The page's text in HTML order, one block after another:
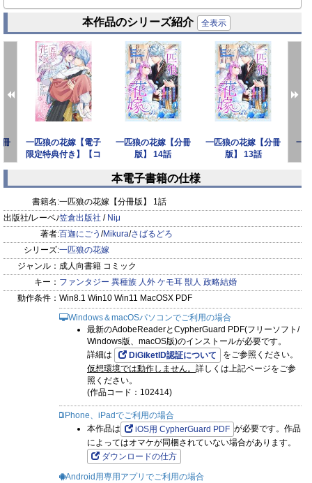
ようやく平和条約が結ばれたが、互いを毛嫌いし交流もない。
二国の平和のためフェリシアは狼の獣人・アルノシュトのもと
へ嫁ぐことに。
しかも魔法使いの力の象徴である魔力をその首の枷に封じた状
態で――。
どんなに距離が縮まってもお互いを愛し合うことはない政略結
それなのに、フェリシアの心はアルノシュトを知れば知るほど
惹かれていき…！
本作品のシリーズ紹介 全表示
冊
一匹狼の花嫁【電子
限定特典付き】【コ
一匹狼の花嫁【分冊
版】 14話
一匹狼の花嫁【分冊
版】 13話
一
prev next
本電子書籍の仕様
書籍名:一匹狼の花嫁【分冊版】 1話
出版社/レーベル:笠倉出版社 / Niμ
著者:百迦にごう /Mikura/さばるどろ
シリーズ:一匹狼の花嫁
ジャンル： 成人向書籍 コミック
キー： ファンタジー 異種族 人外 ケモ耳 獣人 政略結婚
動作条件： Win8.1 Win10 Win11 MacOSX PDF
Windows＆macOSパソコンでご利用の場合
最新のAdobeReaderとCypherGuard PDF(フリーソフト/
Windows版、macOS版)のインストールが必要です。
詳細は
DiGiketID認証について
をご参照ください。
仮想環境では動作しません。 詳しくは上記ページをご参
照ください。
(作品コード：102414)
iPhone、iPadでご利用の場合
本作品は
iOS用 CypherGuard PDF が必要です。作品
によってはオマケが同梱されていない場合があります。
ダウンロードの仕方
Android用専用アプリでご利用の場合